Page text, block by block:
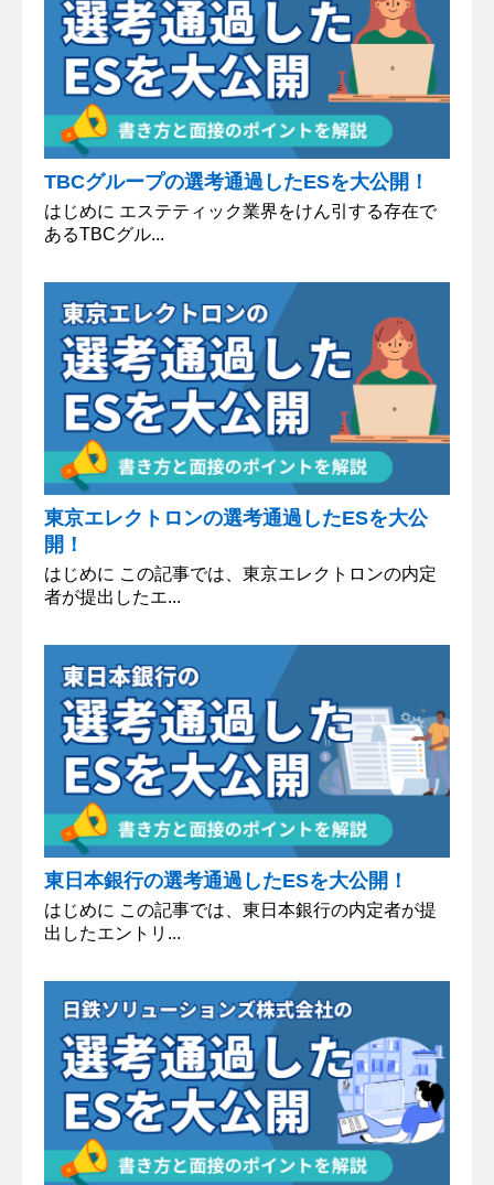
TBCグループの選考通過したESを大公開！
はじめに エステティック業界をけん引する存在で
あるTBCグル...
東京エレクトロンの選考通過したESを大公
開！
はじめに この記事では、東京エレクトロンの内定
者が提出したエ...
東日本銀行の選考通過したESを大公開！
はじめに この記事では、東日本銀行の内定者が提
出したエントリ...